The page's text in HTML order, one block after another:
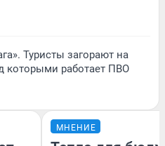
Туристы загорают на
которыми работает ПВО
МНЕНИЕ